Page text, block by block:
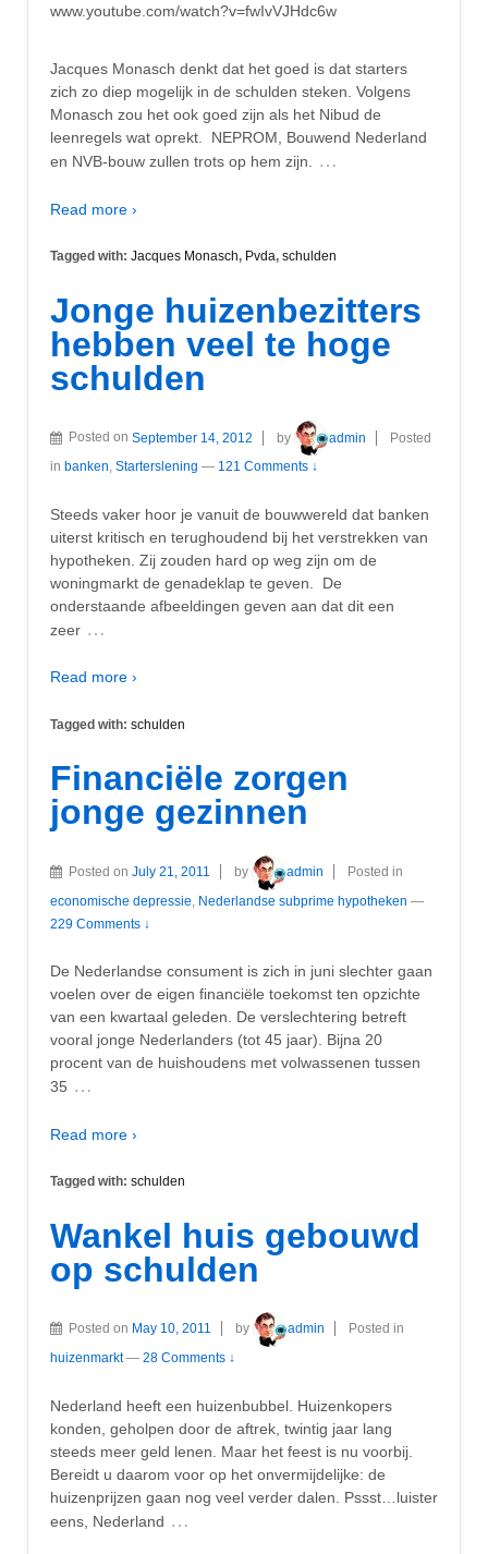
www.youtube.com/watch?v=fwIvVJHdc6w
Jacques Monasch denkt dat het goed is dat starters
zich zo diep mogelijk in de schulden steken. Volgens
Monasch zou het ook goed zijn als het Nibud de
leenregels wat oprekt. NEPROM, Bouwend Nederland
en NVB-bouw zullen trots op hem zijn. …
Read more ›
Tagged with: Jacques Monasch, Pvda, schulden
Jonge huizenbezitters
hebben veel te hoge
schulden
Posted on September 14, 2012 by admin
Posted
in banken, Starterslening — 121 Comments ↓
Steeds vaker hoor je vanuit de bouwwereld dat banken
uiterst kritisch en terughoudend bij het verstrekken van
hypotheken. Zij zouden hard op weg zijn om de
woningmarkt de genadeklap te geven. De
onderstaande afbeeldingen geven aan dat dit een
zeer …
Read more ›
Tagged with: schulden
Financiële zorgen
jonge gezinnen
Posted on July 21, 2011 by admin
Posted in
economische depressie, Nederlandse subprime hypotheken —
229 Comments ↓
De Nederlandse consument is zich in juni slechter gaan
voelen over de eigen financiële toekomst ten opzichte
van een kwartaal geleden. De verslechtering betreft
vooral jonge Nederlanders (tot 45 jaar). Bijna 20
procent van de huishoudens met volwassenen tussen
35 …
Read more ›
Tagged with: schulden
Wankel huis gebouwd
op schulden
Posted on May 10, 2011 by admin
Posted in
huizenmarkt — 28 Comments ↓
Nederland heeft een huizenbubbel. Huizenkopers
konden, geholpen door de aftrek, twintig jaar lang
steeds meer geld lenen. Maar het feest is nu voorbij.
Bereidt u daarom voor op het onvermijdelijke: de
huizenprijzen gaan nog veel verder dalen. Pssst…luister
eens, Nederland …